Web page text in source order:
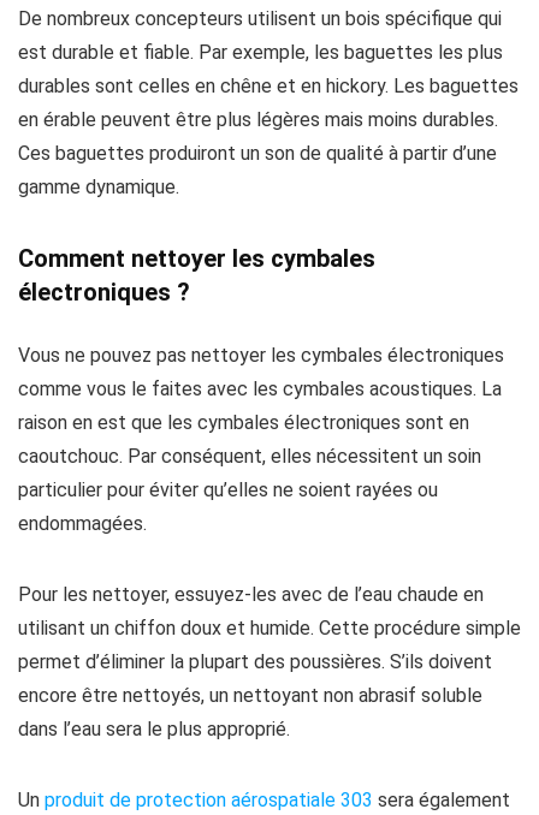
De nombreux concepteurs utilisent un bois spécifique qui
est durable et fiable. Par exemple, les baguettes les plus
durables sont celles en chêne et en hickory. Les baguettes
en érable peuvent être plus légères mais moins durables.
Ces baguettes produiront un son de qualité à partir d’une
gamme dynamique.
Comment nettoyer les cymbales
électroniques ?
Vous ne pouvez pas nettoyer les cymbales électroniques
comme vous le faites avec les cymbales acoustiques. La
raison en est que les cymbales électroniques sont en
caoutchouc. Par conséquent, elles nécessitent un soin
particulier pour éviter qu’elles ne soient rayées ou
endommagées.
Pour les nettoyer, essuyez-les avec de l’eau chaude en
utilisant un chiffon doux et humide. Cette procédure simple
permet d’éliminer la plupart des poussières. S’ils doivent
encore être nettoyés, un nettoyant non abrasif soluble
dans l’eau sera le plus approprié.
Un produit de protection aérospatiale 303 sera également